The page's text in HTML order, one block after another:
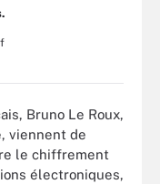
Bruno Le Roux,
viennent de
le chiffrement
électroniques,